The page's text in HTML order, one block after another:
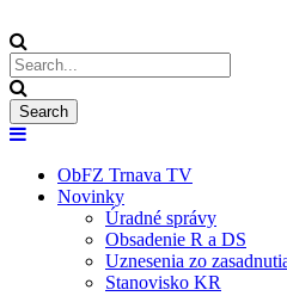
ObFZ Trnava TV
Novinky
Úradné správy
Obsadenie R a DS
Uznesenia zo
Stanovisko KR